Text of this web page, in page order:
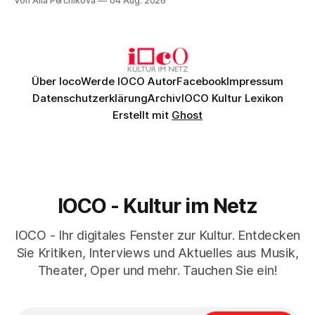
Genau so war der Abend im Kurhaus Wiesbaden, an dem
Über IocoWerde IOCO AutorFacebookImpressum
DatenschutzerklärungArchivIOCO Kultur Lexikon
Erstellt mit Ghost
IOCO - Kultur im Netz
IOCO - Ihr digitales Fenster zur Kultur. Entdecken
Sie Kritiken, Interviews und Aktuelles aus Musik,
Theater, Oper und mehr. Tauchen Sie ein!